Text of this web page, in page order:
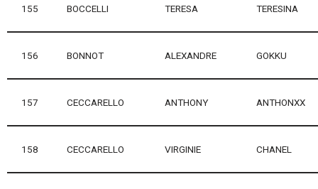
155 BOCCELLI TERESA TERESINA
156 BONNOT ALEXANDRE GOKKU
157 CECCARELLO ANTHONY ANTHONXX
158 CECCARELLO VIRGINIE CHANEL